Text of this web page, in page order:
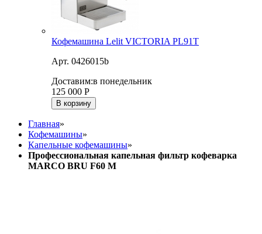
Кофемашина Lelit VICTORIA PL91T
Арт. 0426015b
Доставим:в понедельник
125 000 Р
В корзину
Главная»
Кофемашины»
Капельные кофемашины»
Профессиональная капельная фильтр кофеварка
MARCO BRU F60 M